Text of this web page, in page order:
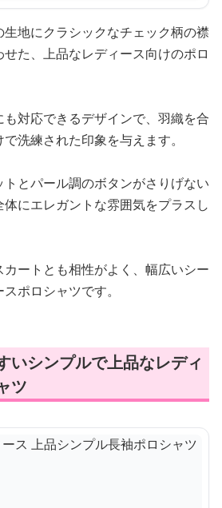
地にクラシックなチェック柄の襟
た、上品なレディース向けのポロ
対応できるデザインで、羽織を合
洗練された印象を与えます。
とパール調のボタンがさりげない
にエレガントな雰囲気をプラスし
ートとも相性がよく、幅広いシー
ポロシャツです。
いシンプルで上品なレディ
ツ